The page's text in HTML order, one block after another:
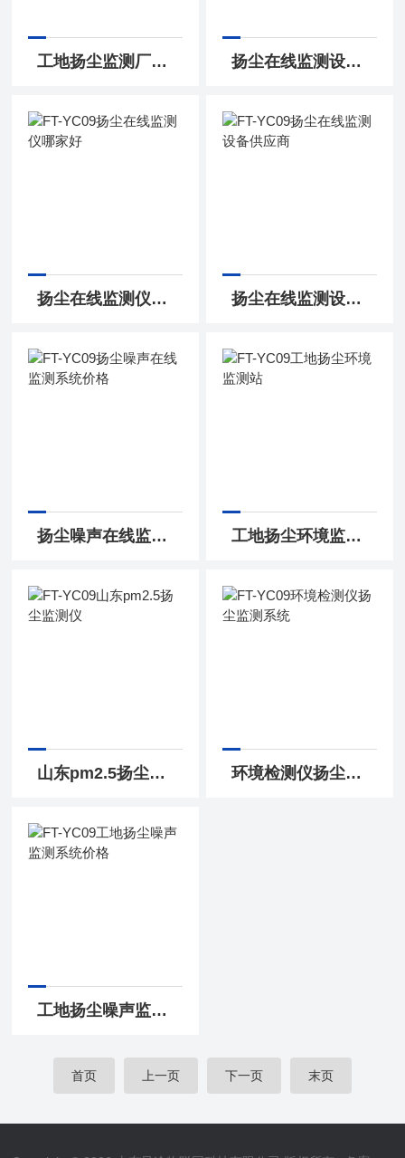
工地扬尘监测厂家哪家好 扬尘在线监测设备哪个好点
扬尘在线监测仪哪家好 扬尘在线监测设备供应商
扬尘噪声在线监测系统价格 工地扬尘环境监测站
山东pm2.5扬尘监测仪 环境检测仪扬尘监测系统
工地扬尘噪声监测系统价格
首页 上一页 下一页 末页